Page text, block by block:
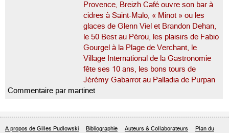
Provence, Breizh Café ouvre son bar à
cidres à Saint-Malo, « Minot » ou les
glaces de Glenn Viel et Brandon Dehan,
le 50 Best au Pérou, les plaisirs de Fabio
Gourgel à la Plage de Verchant, le
Village International de la Gastronomie
fête ses 10 ans, les bons tours de
Jérémy Gabarrot au Palladia de Purpan
Commentaire par martinet
A propos de Gilles Pudlowski Bibliographie Auteurs & Collaborateurs Plan du